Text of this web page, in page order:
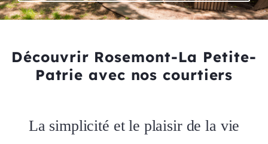
Découvrir Rosemont-La Petite-
Patrie avec nos courtiers
La simplicité et le plaisir de la vie